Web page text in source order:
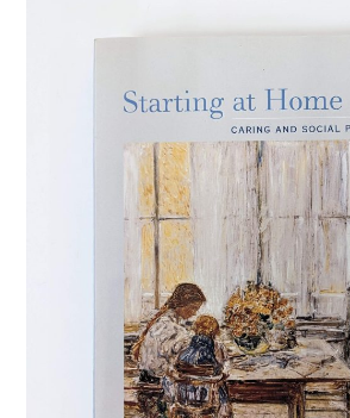
歯学書・歯科衛生士 看護学書
臨床医学一般
針灸・漢方
リハビリテーショ
伝統医学・東洋医学
基礎医学
整形外科学
暮らし・趣味・実用書他
暮らしと健康
ガーデニング
クッキング・レシ